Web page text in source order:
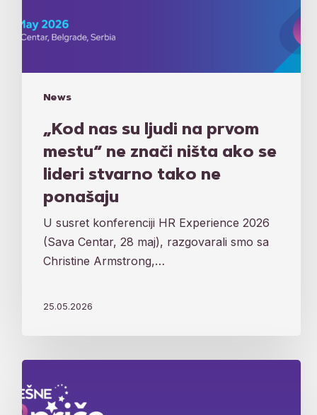
News
lideri
stvarno
ne
„Kod nas su ljudi na prvom
mestu“ ne znači ništa ako se
lideri stvarno tako ne
ponašaju
U susret konferenciji HR Experience 2026
(Sava Centar, 28 maj), razgovarali smo sa
Christine Armstrong,…
25.05.2026
iz
HR